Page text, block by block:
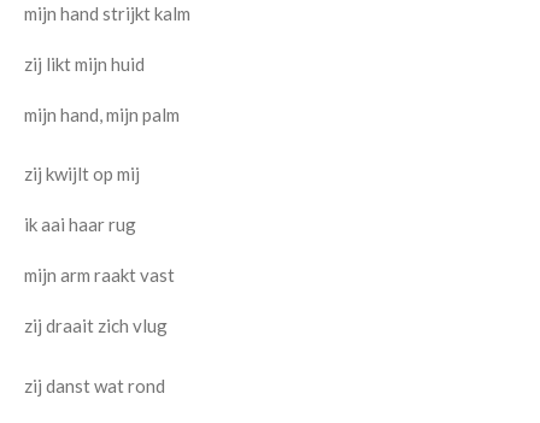
mijn hand strijkt kalm
zij likt mijn huid
mijn hand, mijn palm
zij kwijlt op mij
ik aai haar rug
mijn arm raakt vast
zij draait zich vlug
zij danst wat rond